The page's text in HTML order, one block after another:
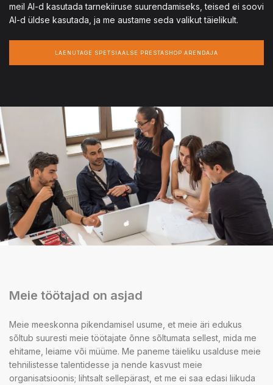
meil AI-d kasutada tarnekiiruse suurendamiseks, teised ei soovi
AI-d üldse kasutada, ja me austame seda valikut täielikult.
LAENUTAGE SPETSIAALSE PRESTASHOP ARENDAJA
Meie töötajad on asjad
Meie meeskonna pikendamisel usume, et meie äri edukus
sõltub suuresti meie töötajate õnne sõltumata sellest, mida me
ehitame, leiame või müüme. Me paneme täieliku usalduse meie
tehnilistesse talentidesse ja nende kasvust meie
organisatsioonis; lihtsalt sellepärast, et me ei saa edasi liikuda